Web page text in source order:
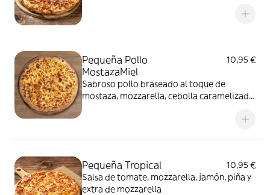
Pequeña Pollo
MostazaMiel
10,95 €
Sabroso pollo braseado al toque de
mostaza, mozzarella, cebolla caramelizada
Pequeña Tropical
10,95 €
Salsa de tomate, mozzarella, jamón, piña y
extra de mozzarella